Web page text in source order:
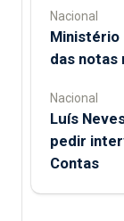
Nacional
Ministério
das notas
Nacional
Luís
pedir
Contas